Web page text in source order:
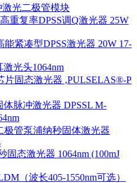
激光二极管模块
重复率DPSS调Q激光器 25W
能紧凑型DPSS激光器 20W 17-
光头1064nm
片固态激光器 ,PULSELAS®-P
脉冲激光器 DPSSL M-
极管泵浦纳秒固体激光器
固态激光器 1064nm (100mJ
（波长405-1550nm可选）